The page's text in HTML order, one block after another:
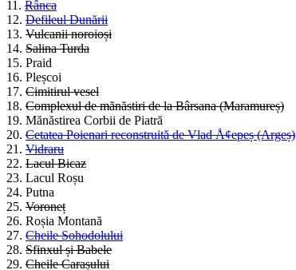
11. Rânca
12. Defileul Dunării
13. Vulcanii noroioși
14. Salina Turda
15. Praid
16. Pleșcoi
17. Cimitirul vesel
18. Complexul de mănăstiri de la Bârsana (Maramureș)
19. Mănăstirea Corbii de Piatră
20. Cetatea Poienari reconstruită de Vlad Å¢epeș (Argeș)
21. Vidraru
22. Lacul Bicaz
23. Lacul Roșu
24. Putna
25. Voroneț
26. Roșia Montană
27. Cheile Sohodolului
28. Sfinxul și Babele
29. Cheile Carașului